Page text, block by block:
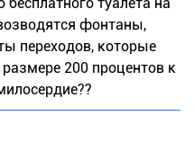
фонтаны,
переходов, которые
200 процентов к